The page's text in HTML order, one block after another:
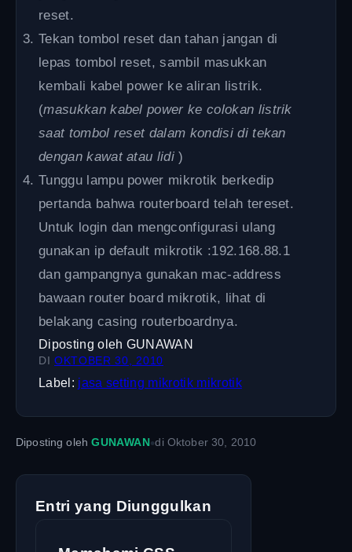
reset.
Tekan tombol reset dan tahan jangan di
lepas tombol reset, sambil masukkan
kembali kabel power ke aliran listrik.
(masukkan kabel power ke colokan listrik
saat tombol reset dalam kondisi di tekan
dengan kawat atau lidi )
Tunggu lampu power mikrotik berkedip
pertanda bahwa routerboard telah tereset.
Untuk login dan mengconfigurasi ulang
gunakan ip default mikrotik :192.168.88.1
dan gampangnya gunakan mac-address
bawaan router board mikrotik, lihat di
belakang casing routerboardnya.
Diposting oleh GUNAWAN
DIOKTOBER 30, 2010
Label: jasa setting mikrotik mikrotik
Diposting olehGUNAWAN•di Oktober 30, 2010
Entri yang Diunggulkan